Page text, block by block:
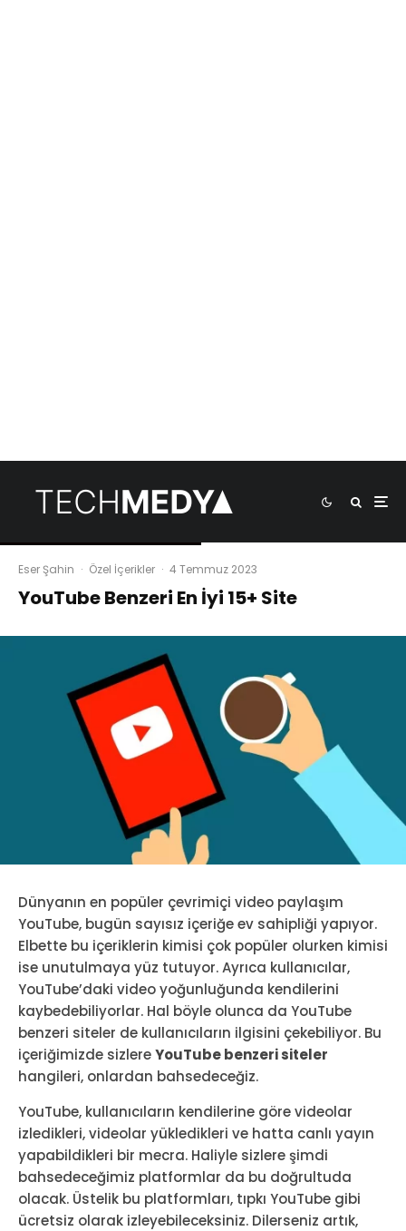
Eser Şahin · Özel İçerikler · 4 Temmuz 2023
YouTube Benzeri En İyi 15+ Site
Dünyanın en popüler çevrimiçi video paylaşım
YouTube, bugün sayısız içeriğe ev sahipliği yapıyor.
Elbette bu içeriklerin kimisi çok popüler olurken kimisi
ise unutulmaya yüz tutuyor. Ayrıca kullanıcılar,
YouTube’daki video yoğunluğunda kendilerini
kaybedebiliyorlar. Hal böyle olunca da YouTube
benzeri siteler de kullanıcıların ilgisini çekebiliyor. Bu
içeriğimizde sizlereYouTube benzeri siteler
hangileri, onlardan bahsedeceğiz.
YouTube, kullanıcıların kendilerine göre videolar
izledikleri, videolar yükledikleri ve hatta canlı yayın
yapabildikleri bir mecra. Haliyle sizlere şimdi
bahsedeceğimiz platformlar da bu doğrultuda
olacak. Üstelik bu platformları, tıpkı YouTube gibi
ücretsiz olarak izleyebileceksiniz. Dilerseniz artık,